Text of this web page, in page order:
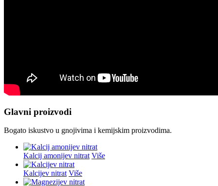
Glavni proizvodi
Bogato iskustvo u gnojivima i kemijskim proizvodima.
Kalcij amonijev nitrat Više
Kalcijev nitrat Više